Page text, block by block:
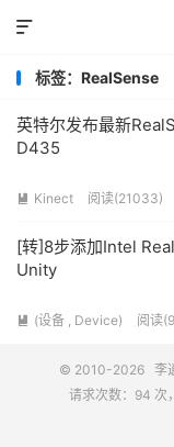

标签：RealSense
英特尔发布最新
D435
 Kinect 阅读(21033)
[转]8步添加Intel
Unity
 (设备 , Device) 阅读
© 2010-2026 李
请求次数：94 次